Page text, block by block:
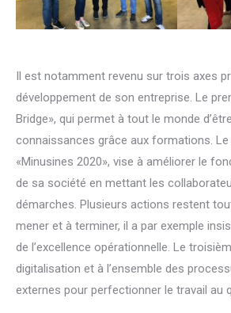
Il est notamment revenu sur trois axes
développement de son entreprise. Le
Bridge», qui permet à tout le monde
connaissances grâce aux formations.
«Minusines 2020», vise à améliorer le
de sa société en mettant les
démarches. Plusieurs actions restent
mener et à terminer, il a par exemple
de l’excellence opérationnelle. Le
digitalisation et à l’ensemble des
externes pour perfectionner le travail au